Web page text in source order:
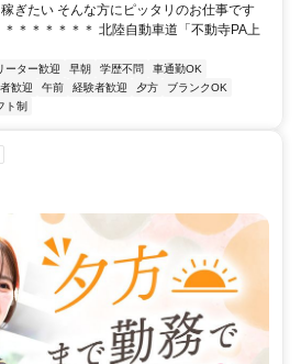
ぎたい そんな方にピッタリのお仕事です
＊＊＊＊＊＊ 北陸自動車道「不動寺PA上
ーター歓迎 早朝 学歴不問
車通勤OK
歓迎 午前 経験者歓迎 夕方
ブランクOK
ト制